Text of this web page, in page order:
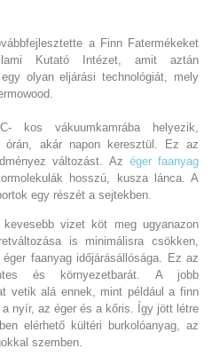
a Finn Fatermékeket
Kutató Intézet, amit aztán
olyan eljárási technológiát, mely
kos vákuumkamrába helyezik,
órán, akár napon keresztül. Ez az
változást. Az éger faanyag
hosszú, kusza lánca. A
egy részét a sejtekben.
vizet köt meg ugyanazon
is minimálisra csökken,
faanyag időjárásállósága. Ez az
és környezetbarát. A jobb
vetik alá ennek, mint például a finn
nyír, az éger és a kőris. Így jött létre
elérhető kültéri burkolóanyag, az
szemben.